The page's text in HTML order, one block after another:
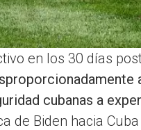
en los 30 días
cubanas a
Biden hacia